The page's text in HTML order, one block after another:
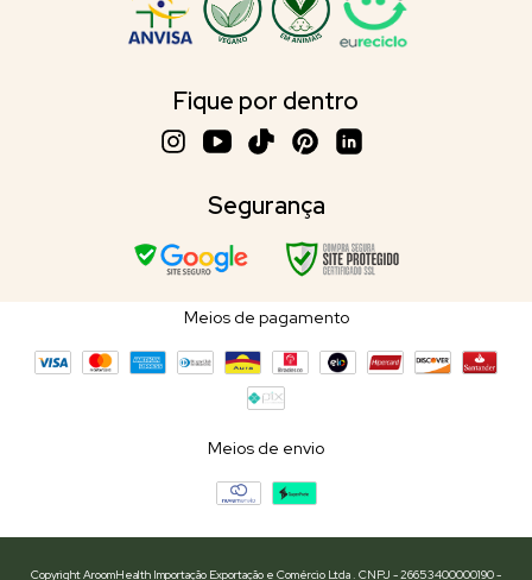
Fique por dentro
Segurança
Meios de pagamento
Meios de envio
Copyright AroomHealth Importação Exportação e Comércio Ltda . CNPJ - 26653400000190 -